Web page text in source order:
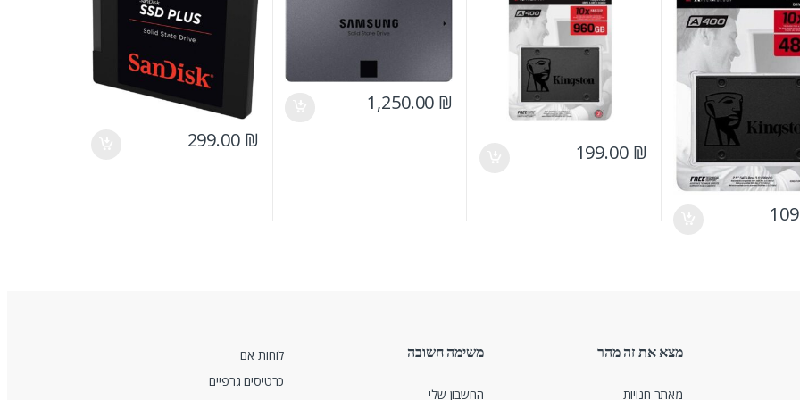
199.00 ₪
1,250.00 ₪
299.00 ₪
מצא את זה מהר
מאתר חנויות
משימה חשובה
החשבון שלי
לוחות אם
כרטיסים גרפיים